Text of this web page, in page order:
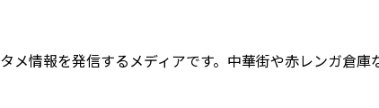
メ情報を発信するメディアです。中華街や赤レンガ倉